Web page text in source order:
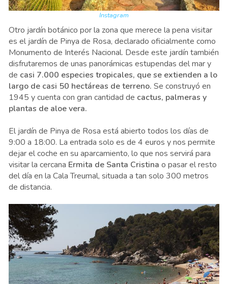
Instagram
Otro jardín botánico por la zona que merece la pena visitar
es el jardín de Pinya de Rosa, declarado oficialmente como
Monumento de Interés Nacional. Desde este jardín también
disfrutaremos de unas panorámicas estupendas del mar y
de casi 7.000 especies tropicales, que se extienden a lo
largo de casi 50 hectáreas de terreno. Se construyó en
1945 y cuenta con gran cantidad de cactus, palmeras y
plantas de aloe vera.
El jardín de Pinya de Rosa está abierto todos los días de
9:00 a 18:00. La entrada solo es de 4 euros y nos permite
dejar el coche en su aparcamiento, lo que nos servirá para
visitar la cercana Ermita de Santa Cristina o pasar el resto
del día en la Cala Treumal, situada a tan solo 300 metros
de distancia.